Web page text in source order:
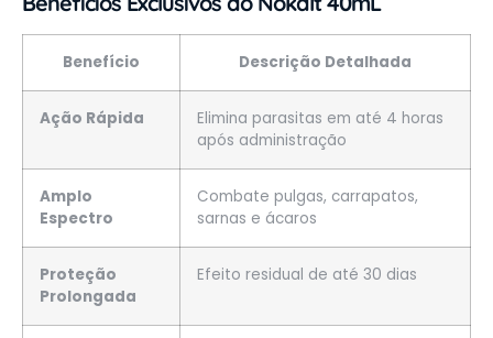
Benefício Descrição Detalhada
Ação Rápida
Elimina parasitas em até 4 horas
após administração
Amplo
Espectro
Combate pulgas, carrapatos,
sarnas e ácaros
Proteção
Prolongada
Efeito residual de até 30 dias